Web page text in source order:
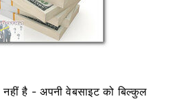
है - अपनी वेबसाइट को बिल्कुल